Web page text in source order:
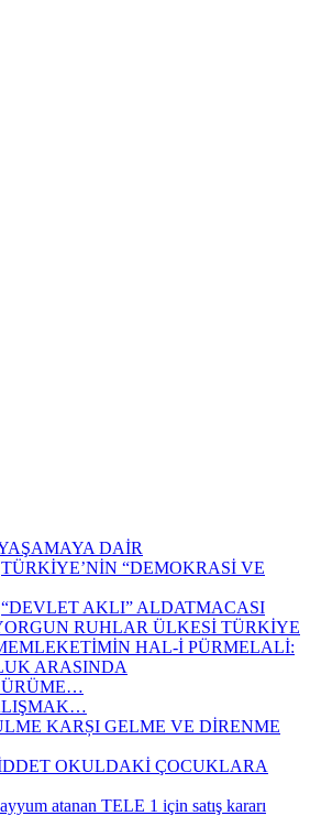
DAİR
TÜRKİYE’NİN “DEMOKRASİ VE
“DEVLET AKLI” ALDATMACASI
RUHLAR ÜLKESİ TÜRKİYE
HAL-İ PÜRMELALİ:
ARASINDA
KARȘI GELME VE DİRENME
OKULDAKİ ÇOCUKLARA
atanan TELE 1 için satış kararı